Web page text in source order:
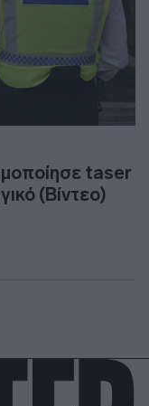
taser
(Βίντεο)